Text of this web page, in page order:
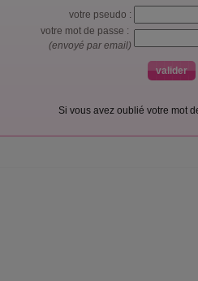
votre pseudo :
votre mot de passe :
(envoyé par email)
Si vous avez oublié votre mot